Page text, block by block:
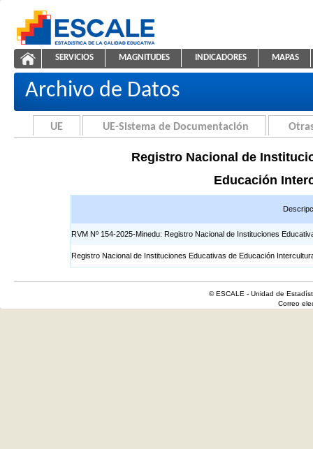
ESCALE - Unidad de Estadística Educativa
Registros EIB
NAVEGACIÓN
SERVICIOS MAGNITUDES INDICADORES MAPAS
Archivo de Datos
UE UE-Sistema de Documentación
Registro Nacional de
Educación
RVM Nº 154-2025-Minedu: Registro Nacional de Instituciones
Registro Nacional de Instituciones Educativas de Educación
© ESCALE - Unidad de
Correo